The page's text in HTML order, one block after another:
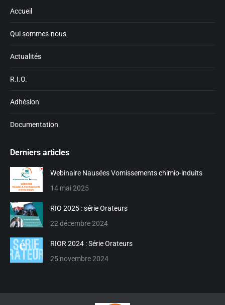
window
in
window
Accueil
Qui sommes-nous
Actualités
R.I.O.
Adhésion
Documentation
Derniers articles
Webinaire Nausées Vomissements chimio-induits
14 mai 2025
RIO 2025 : série Orateurs
22 décembre 2024
RIOR 2024 : Série Orateurs
25 novembre 2024